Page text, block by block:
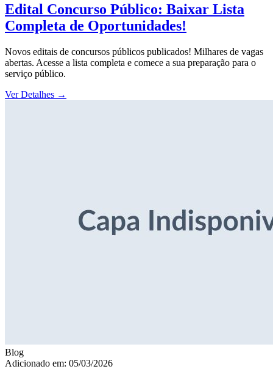
Edital Concurso Público: Baixar Lista
Completa de Oportunidades!
Novos editais de concursos públicos publicados! Milhares de vagas
abertas. Acesse a lista completa e comece a sua preparação para o
serviço público.
Ver Detalhes →
Blog
Adicionado em: 05/03/2026